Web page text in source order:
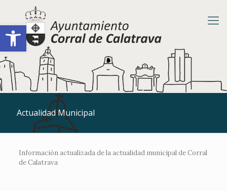
Abrir barra de herramientas
Actualidad Municipal
Información actualizada de la actualidad municipal de Corral
de Calatrava